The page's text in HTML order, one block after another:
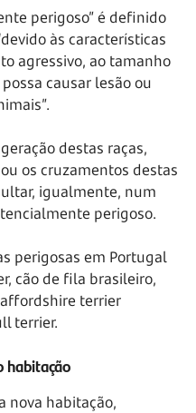
perigoso” é definido
às características
agressivo, ao tamanho
causar lesão ou
destas raças,
os cruzamentos destas
igualmente, num
perigoso.
perigosas em Portugal
cão de fila brasileiro,
terrier
terrier.
habitação
nova habitação,